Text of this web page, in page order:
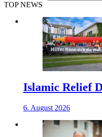
TOP NEWS
Islamic Relief
6. August 2026